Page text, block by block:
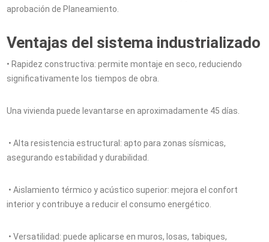
aprobación de Planeamiento.
Ventajas del sistema industrializado
• Rapidez constructiva: permite montaje en seco, reduciendo
significativamente los tiempos de obra.
Una vivienda puede levantarse en aproximadamente 45 días.
• Alta resistencia estructural: apto para zonas sísmicas,
asegurando estabilidad y durabilidad.
• Aislamiento térmico y acústico superior: mejora el confort
interior y contribuye a reducir el consumo energético.
• Versatilidad: puede aplicarse en muros, losas, tabiques,